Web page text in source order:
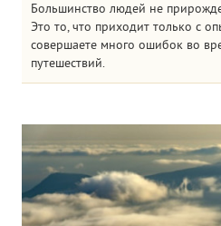
Большинство людей не
Это то, что приходит только с
совершаете много ошибок во
путешествий.